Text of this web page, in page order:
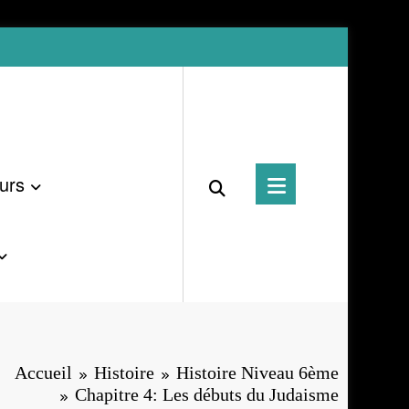
Accueil Histoire
Histoire Niveau 6ème
Chapitre 4: Les débuts du Judaisme